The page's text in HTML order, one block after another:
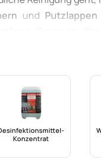
und Putzlappen
Konzentrat